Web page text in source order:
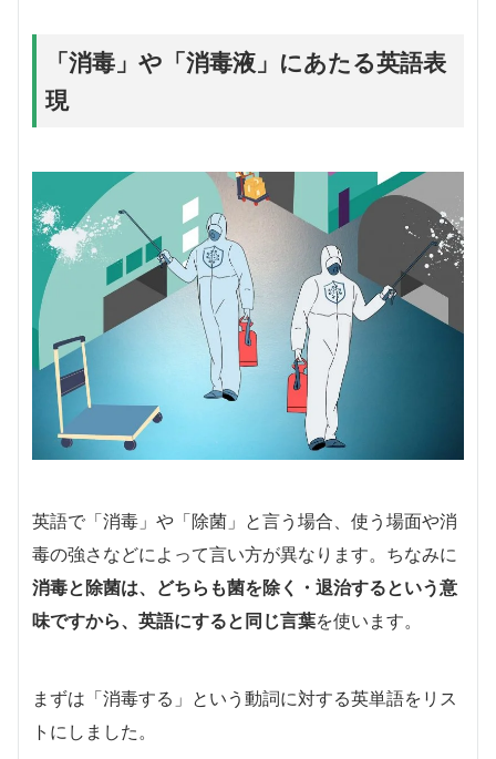
「消毒」や「消毒液」にあたる英語表
現
英語で「消毒」や「除菌」と言う場合、使う場面や消
毒の強さなどによって言い方が異なります。ちなみに
消毒と除菌は、どちらも菌を除く・退治するという意
味ですから、英語にすると同じ言葉を使います。
まずは「消毒する」という動詞に対する英単語をリス
トにしました。